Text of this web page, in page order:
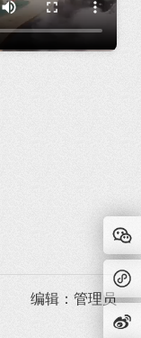
编辑：管理员